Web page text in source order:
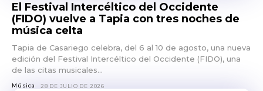
El Festival Intercéltico del Occidente
(FIDO) vuelve a Tapia con tres noches de
música celta
Tapia de Casariego celebra, del 6 al 10 de agosto, una nueva
edición del Festival Intercéltico del Occidente (FIDO), una
de las citas musicales...
Música 28 DE JULIO DE 2026